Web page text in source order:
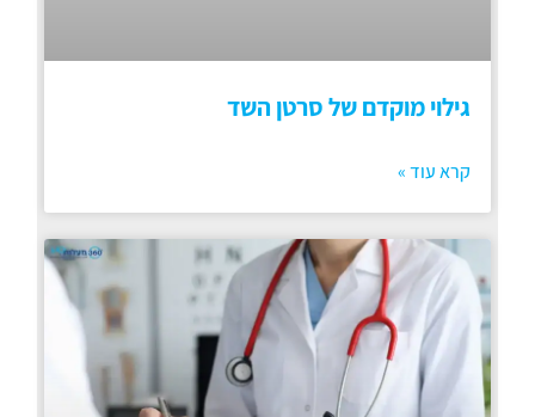
גילוי מוקדם של סרטן השד
קרא עוד »